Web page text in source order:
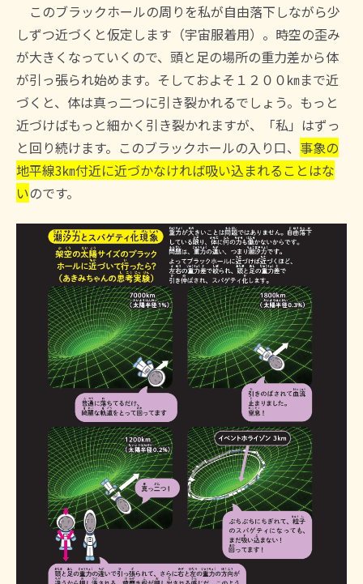
このブラックホールの周りを私が自由落下しながら少
しずつ近づくと仮定します（宇宙服着用）。時空の歪み
が大きくなっていくので、頭と足の場所の重力差から体
が引っ張られ始めます。そしておよそ１２００㎞まで近
づくと、体は真っ二つに引き裂かれるでしょう。もっと
近づけばもっと細かく引き裂かれますが、「私」はずっ
と回り続けます。このブラックホールの入り口、 事象の
地平線3㎞付近に近づかなければ吸い込まれることはな
いのです。